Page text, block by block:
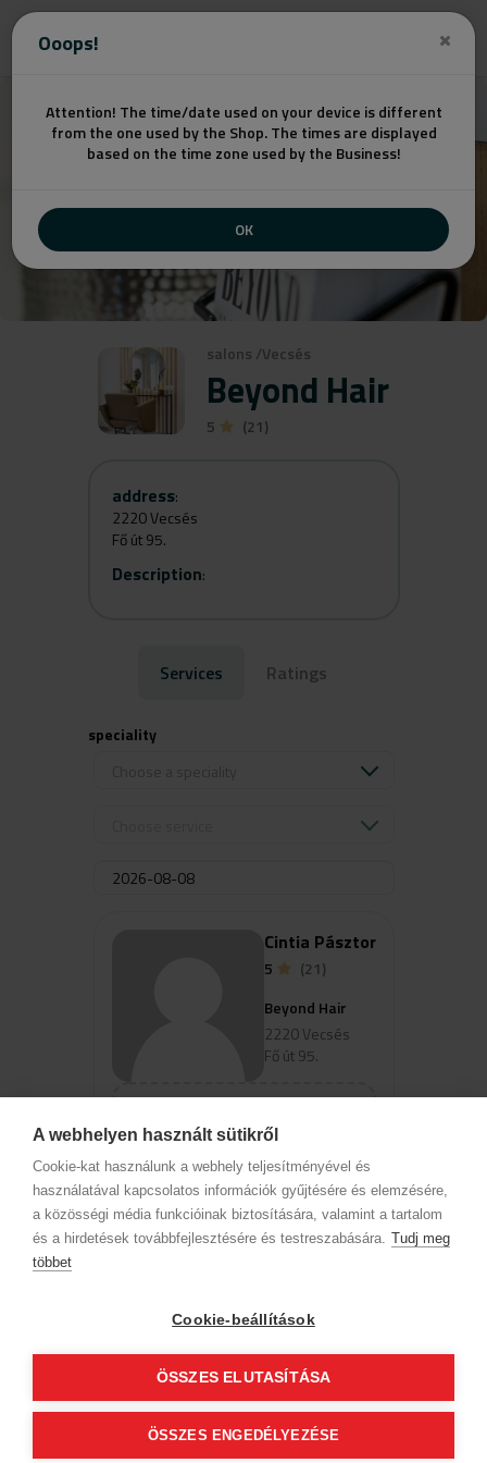
Ooops!
Attention! The time/date used on your device is different
from the one used by the Shop. The times are displayed
based on the time zone used by the Business!
OK
A webhelyen használt sütikről
Cookie-kat használunk a webhely teljesítményével és
használatával kapcsolatos információk gyűjtésére és elemzésére,
a közösségi média funkcióinak biztosítására, valamint a tartalom
és a hirdetések továbbfejlesztésére és testreszabására. Tudj meg
többet
Cookie-beállítások
ÖSSZES ELUTASÍTÁSA
ÖSSZES ENGEDÉLYEZÉSE
salons /Vecsés
Beyond Hair
5 (21)
address:
2220 Vecsés
Fő út 95.
Description:
Services Ratings
speciality
View profile
Select a service to view available
online booking times
Cintia Pásztor
5
(21)
Beyond Hair
2220 Vecsés
Fő út 95.
GTC (Subscriber Customer)
Follow us!
© 2012 Beauty World Net Kft. All rights reserved.